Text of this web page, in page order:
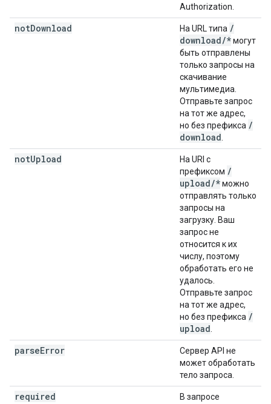
Authorization.
notDownload На URL типа /
download/*могут
быть отправлены
только запросы на
скачивание
мультимедиа.
Отправьте запрос
на тот же адрес,
но без префикса /
download
notUpload
На URI с
префиксом /
upload/*можно
отправлять только
запросы на
загрузку. Ваш
запрос не
относится к их
числу, поэтому
обработать его не
удалось.
Отправьте запрос
на тот же адрес,
но без префикса /
upload
parseError
Сервер API не
может обработать
тело запроса.
required В запросе